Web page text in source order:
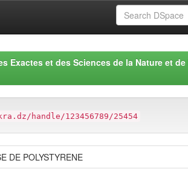
Exactes et des Sciences de la Nature et de
handle/123456789/25454
DE POLYSTYRENE